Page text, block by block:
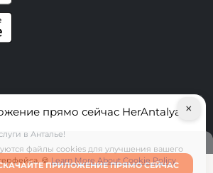
Все права защищены
прямо сейчас HerAntalya
в Анталье!
ПРИЛОЖЕНИЕ ПРЯМО СЕЙЧАС
×
файлы cookies для улучшения вашего
🍪Learn More About Cookie Policy